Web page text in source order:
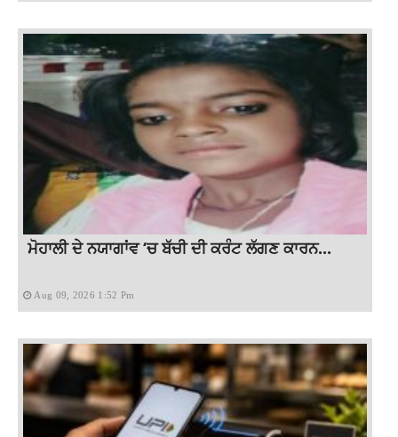
ਮੋਹਾਲੀ ਦੇ ਨਯਾਗਾਂਵ ‘ਚ ਬੱਚੀ ਦੀ ਕਰੰਟ ਲੱਗਣ ਕਾਰਨ...
Aug 09, 2026 1:52 Pm